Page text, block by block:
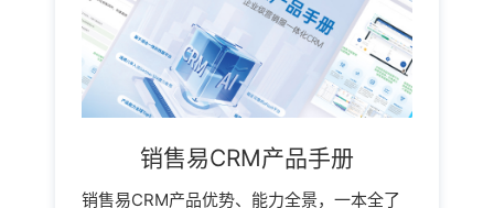
销售易CRM产品手册
销售易CRM产品优势、能力全景，一本全了